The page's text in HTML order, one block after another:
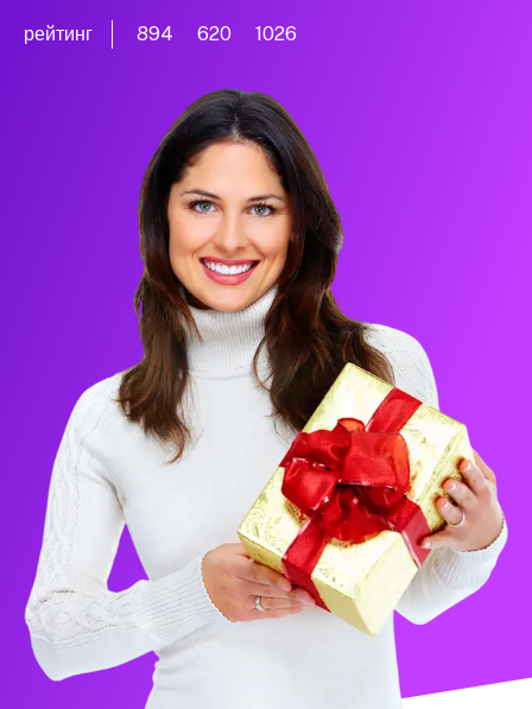
рейтинг 894 620 1026